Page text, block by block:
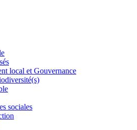
local et Gouvernance
sociales